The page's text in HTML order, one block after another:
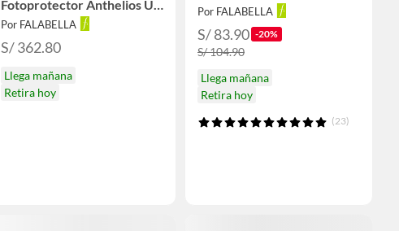
Fotoprotector Anthelios UV
Mune
Por FALABELLA
S/ 362.80
Llega mañana
Retira hoy
Por FALABELLA
S/ 83.90 -20%
S/ 104.90
Llega mañana
Retira hoy
(23)